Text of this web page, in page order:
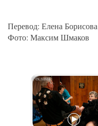
Перевод: Елена Борисова
Фото: Максим Шмаков